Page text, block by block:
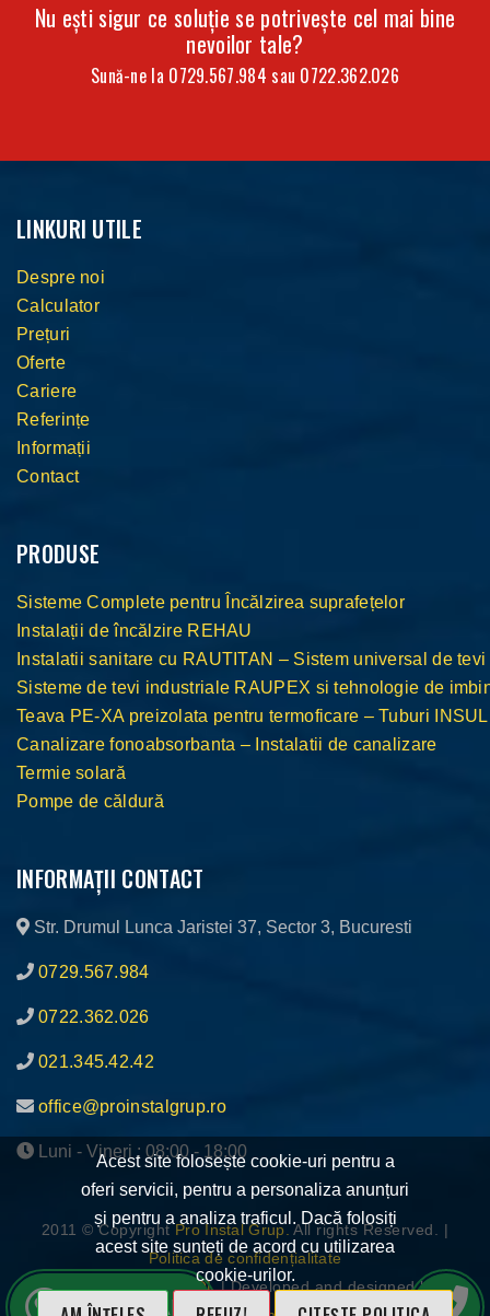
Nu ești sigur ce soluție se potrivește cel mai bine
nevoilor tale?
Sună-ne la 0729.567.984 sau 0722.362.026
LINKURI UTILE
Despre noi
Calculator
Prețuri
Oferte
Cariere
Referințe
Informații
Contact
PRODUSE
Sisteme Complete pentru Încălzirea suprafețelor
Instalații de încălzire REHAU
Instalatii sanitare cu RAUTITAN – Sistem universal de tevi
Sisteme de tevi industriale RAUPEX si tehnologie de
Teava PE-XA preizolata pentru termoficare – Tuburi
Canalizare fonoabsorbanta – Instalatii de canalizare
Termie solară
Pompe de căldură
INFORMAȚII CONTACT
Str. Drumul Lunca Jaristei 37, Sector 3, Bucuresti
0729.567.984
0722.362.026
021.345.42.42
office@proinstalgrup.ro
Luni - Vineri : 08:00 - 18:00
2011 © CopyrightPro Instal Grup.All rights Reserved. |
Politica de confidențialitate
ANPC|Platforma SOL| Developed and designed by
WhatsApp
Acest site folosește cookie-uri pentru a
oferi servicii, pentru a personaliza anunțuri
și pentru a analiza traficul. Dacă folosiți
acest site sunteți de acord cu utilizarea
cookie-urilor.